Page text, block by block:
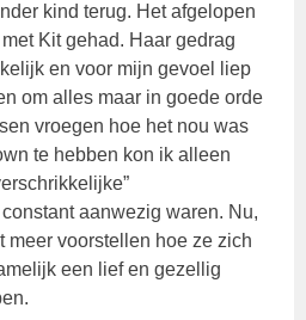
kind terug. Het afgelopen
Kit gehad. Haar gedrag
en voor mijn gevoel liep
om alles maar in goede orde
vroegen hoe het nou was
te hebben kon ik alleen
aanwezig waren. Nu,
meer voorstellen hoe ze zich
een lief en gezellig